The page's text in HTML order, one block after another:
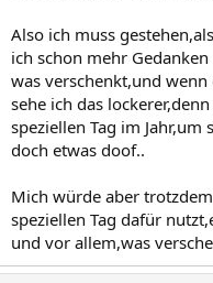
Also ich muss
ich schon mehr
was verschenkt,und wenn
sehe ich das
speziellen Tag im Jahr,um
doch etwas doof..
Mich würde aber
speziellen Tag dafür
und vor allem,was